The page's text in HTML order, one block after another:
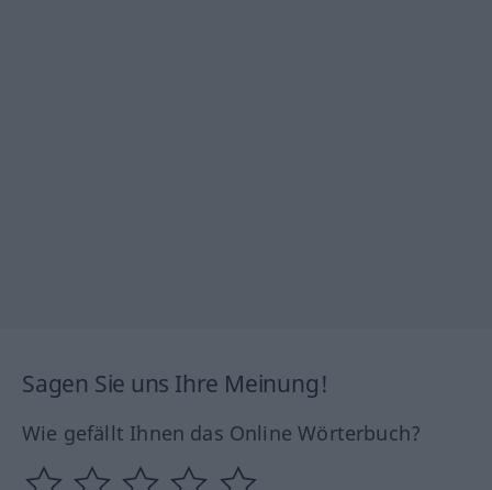
Sagen Sie uns Ihre Meinung!
Wie gefällt Ihnen das Online Wörterbuch?